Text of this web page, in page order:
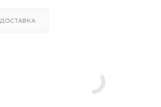
ДОСТАВКА